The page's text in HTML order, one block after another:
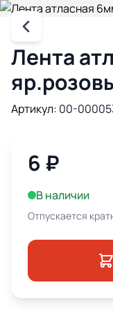
Лента
Артикул: 00-
6 ₽
В наличии
Отпускается